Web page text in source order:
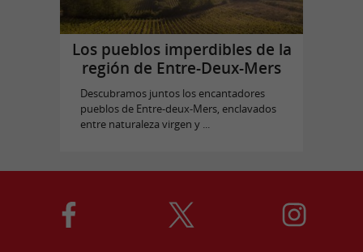
Los pueblos imperdibles de la
región de Entre-Deux-Mers
Descubramos juntos los encantadores
pueblos de Entre-deux-Mers, enclavados
entre naturaleza virgen y ...